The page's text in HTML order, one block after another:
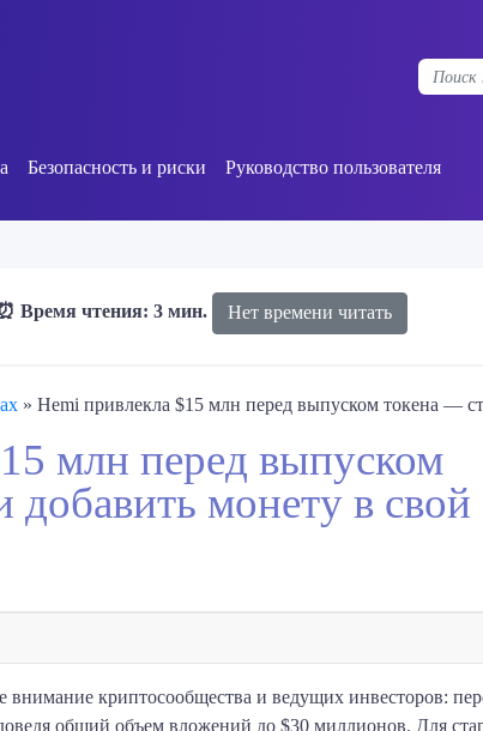
Безопасность и риски Руководство пользователя
⏰ Время чтения: 3 мин. Нет времени читать
» Hemi привлекла $15 млн перед выпуском токена —
млн перед выпуском
монету в свой
внимание криптосообщества и ведущих инвесторов:
общий объем вложений до $30 миллионов. Для